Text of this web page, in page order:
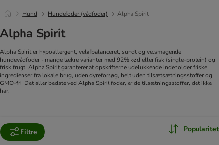
Hund Hundefoder (vådfoder) Alpha Spirit
Alpha Spirit
Alpha Spirit er hypoallergent, velafbalanceret, sundt og velsmagende
hundevådfoder - mange lækre varianter med 92% kød eller fisk (single-protein) og
frisk frugt. Alpha Spirit garanterer at opskrifterne udelukkende indeholder friske
ingredienser fra lokale brug, uden dyreforsøg, helt uden tilsætsætningsstoffer og
GMO-fri. Det aller bedste ved Alpha Spirit foder, er de tilsætningsstoffer, det ikke
har.
Filtre Popularitet